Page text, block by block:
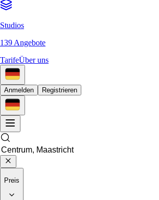
Studios
139 Angebote
TarifeÜber uns
Anmelden Registrieren
Preis